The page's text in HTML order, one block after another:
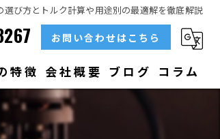
選び方とトルク計算や用途別の最適解を徹底解説
お問い合わせはこちら
特徴 会社概要 ブログ コラム